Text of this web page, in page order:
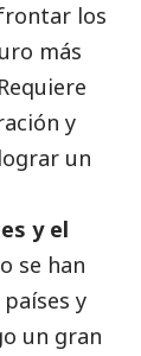
los
más
y
un
y el
se han
y
un gran